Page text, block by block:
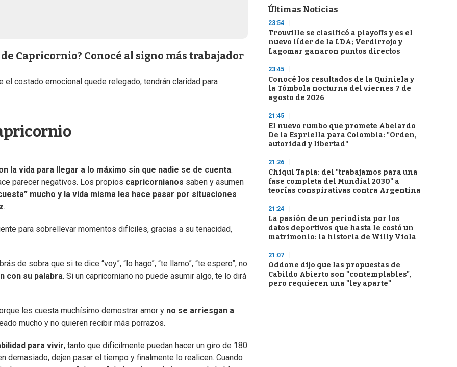
de Capricornio? Conocé al signo más trabajador
costado emocional quede relegado, tendrán claridad para
la vida para llegar a lo máximo sin que nadie se de cuenta.
parecer negativos. Los propios capricornianos saben y asumen
mucho y la vida misma les hace pasar por situaciones
.
para sobrellevar momentos difíciles, gracias a su tenacidad,
de sobra que si te dice “voy”, “lo hago”, “te llamo”, “te espero”, no
con su palabra. Si un capricorniano no puede asumir algo, te lo dirá
les cuesta muchísimo demostrar amor y no se arriesgan a
mucho y no quieren recibir más porrazos.
para vivir, tanto que difícilmente puedan hacer un giro de 180
demasiado, dejen pasar el tiempo y finalmente lo realicen. Cuando
Últimas Noticias
23:54
Trouville se clasificó a playoffs y es el
nuevo líder de la LDA; Verdirrojo y
Lagomar ganaron puntos directos
23:45
Conocé los resultados de la Quiniela y
la Tómbola nocturna del viernes 7 de
agosto de 2026
21:45
El nuevo rumbo que promete Abelardo
De la Espriella para Colombia: "Orden,
autoridad y libertad"
21:26
Chiqui Tapia: del "trabajamos para una
fase completa del Mundial 2030" a
teorías conspirativas contra Argentina
21:24
La pasión de un periodista por los
datos deportivos que hasta le costó un
matrimonio: la historia de Willy Viola
21:07
Oddone dijo que las propuestas de
Cabildo Abierto son "contemplables",
pero requieren una "ley aparte"